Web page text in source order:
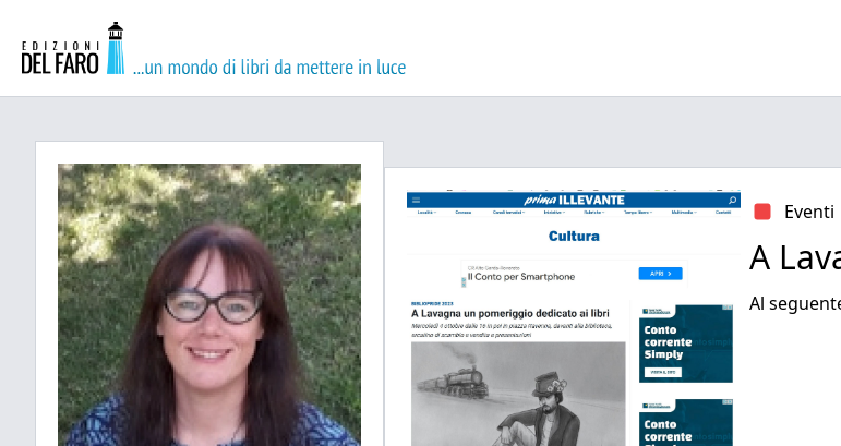
Eventi
A
Al